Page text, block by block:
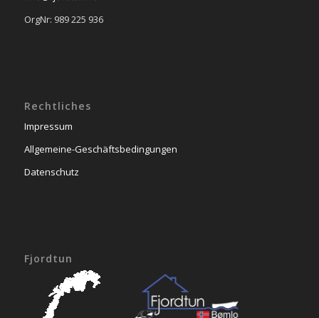
OrgNr: 989 225 936
Rechtliches
Impressum
Allgemeine-Geschäftsbedingungen
Datenschutz
Fjordtun